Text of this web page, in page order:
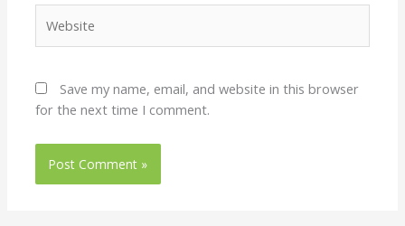
Save my name, email, and website in this browser
for the next time I comment.